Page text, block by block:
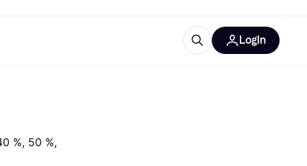
Login
%, 50 %,